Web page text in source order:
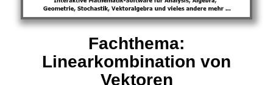
Fachthema:
Linearkombination von
Vektoren